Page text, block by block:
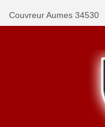
Couvreur Aumes 34530